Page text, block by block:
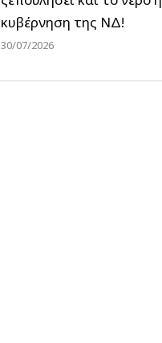
κυβέρνηση της ΝΔ!
30/07/2026